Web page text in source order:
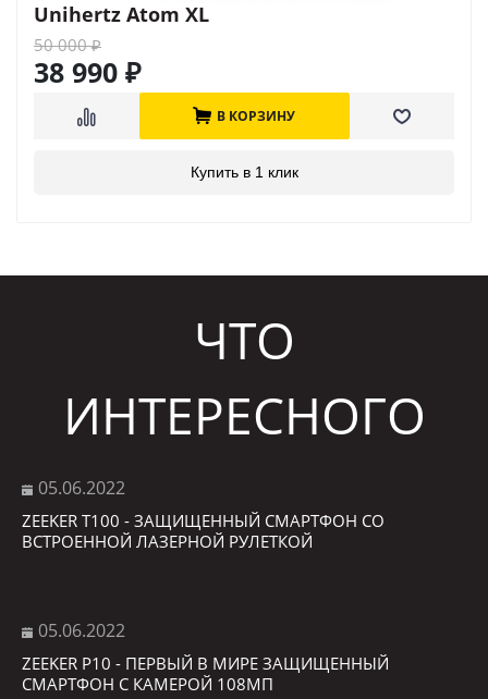
Unihertz Atom XL
50 000₽
38 990 ₽
В КОРЗИНУ
Купить в 1 клик
ЧТО
ИНТЕРЕСНОГО
05.06.2022
ZEEKER T100 - ЗАЩИЩЕННЫЙ СМАРТФОН СО
ВСТРОЕННОЙ ЛАЗЕРНОЙ РУЛЕТКОЙ
05.06.2022
ZEEKER P10 - ПЕРВЫЙ В МИРЕ ЗАЩИЩЕННЫЙ
СМАРТФОН С КАМЕРОЙ 108МП